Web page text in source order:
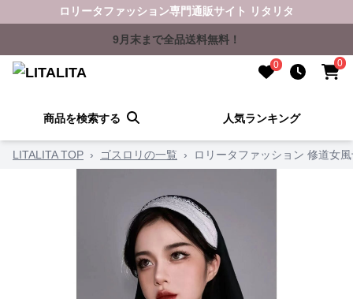
ロリータファッション専門通販サイト リタリタ
9月末まで全品送料無料！
0 0
商品を検索する 人気ランキング
LITALITA TOP › ゴスロリの一覧 › ロリータファッション 修道女